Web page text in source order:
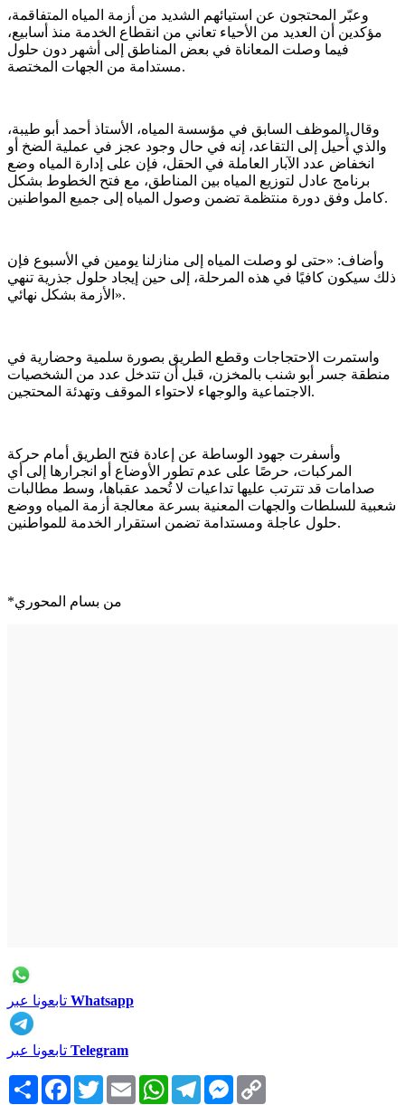
وعبّر المحتجون عن استيائهم الشديد من أزمة المياه المتفاقمة،
مؤكدين أن العديد من الأحياء تعاني من انقطاع الخدمة منذ أسابيع،
فيما وصلت المعاناة في بعض المناطق إلى أشهر دون حلول
مستدامة من الجهات المختصة.
وقال الموظف السابق في مؤسسة المياه، الأستاذ أحمد أبو طيبة،
والذي أُحيل إلى التقاعد، إنه في حال وجود عجز في عملية الضخ أو
انخفاض عدد الآبار العاملة في الحقل، فإن على إدارة المياه وضع
برنامج عادل لتوزيع المياه بين المناطق، مع فتح الخطوط بشكل
كامل وفق دورة منتظمة تضمن وصول المياه إلى جميع المواطنين.
وأضاف: «حتى لو وصلت المياه إلى منازلنا يومين في الأسبوع فإن
ذلك سيكون كافيًا في هذه المرحلة، إلى حين إيجاد حلول جذرية تنهي
الأزمة بشكل نهائي».
واستمرت الاحتجاجات وقطع الطريق بصورة سلمية وحضارية في
منطقة جسر أبو شنب بالمخزن، قبل أن تتدخل عدد من الشخصيات
الاجتماعية والوجهاء لاحتواء الموقف وتهدئة المحتجين.
وأسفرت جهود الوساطة عن إعادة فتح الطريق أمام حركة
المركبات، حرصًا على عدم تطور الأوضاع أو انجرارها إلى أي
صدامات قد تترتب عليها تداعيات لا تُحمد عقباها، وسط مطالبات
شعبية للسلطات والجهات المعنية بسرعة معالجة أزمة المياه ووضع
حلول عاجلة ومستدامة تضمن استقرار الخدمة للمواطنين.
*من بسام المحوري
Whatsapp
Telegram
انشر Facebook
TwitterEmail WhatsAppTelegramMessenger